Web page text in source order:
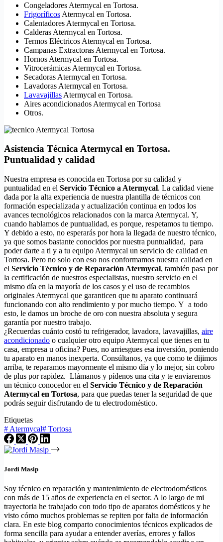
Congeladores Atermycal en Tortosa.
Frigoríficos Atermycal en Tortosa.
Calentadores Atermycal en Tortosa.
Calderas Atermycal en Tortosa.
Termos Eléctricos Atermycal en Tortosa.
Campanas Extractoras Atermycal en Tortosa.
Hornos Atermycal en Tortosa.
Vitrocerámicas Atermycal en Tortosa.
Secadoras Atermycal en Tortosa.
Lavadoras Atermycal en Tortosa.
Lavavajillas Atermycal en Tortosa.
Aires acondicionados Atermycal en Tortosa
Otros.
Asistencia Técnica Atermycal en Tortosa.
Puntualidad y calidad
Nuestra empresa es conocida en Tortosa por su calidad y
puntualidad en el Servicio Técnico a Atermycal. La calidad viene
dada por la alta experiencia de nuestra plantilla de técnicos con
formación especializada y actualización continua en todos los
avances tecnológicos relacionados con la marca Atermycal. Y,
cuando hablamos de puntualidad, es porque, respetamos tu tiempo.
Y debido a esto, no esperarás por hora la llegada de nuestro técnico,
ya que somos bastante conocidos por nuestra puntualidad, para
poder darte a ti y a tu equipo Atermycal un servicio de calidad en
Tortosa. Pero no solo con eso nos conformamos nuestra calidad en
el Servicio Técnico y de Reparación Atermycal, también pasa por
la certificación de nuestros especialistas, nuestro servicio en el
mismo día en la mayoría de los casos y el uso de recambios
originales Atermycal que garanticen que tu aparato continuará
funcionando con alto rendimiento y por mucho tiempo. Y a todo
esto, le damos un broche de oro con nuestra absoluta y segura
garantía por nuestro trabajo.
¿Recuerdas cuánto costó tu refrigerador, lavadora, lavavajillas, aire
acondicionado o cualquier otro equipo Atermycal que tienes en tu
casa, empresa u oficina? Pues, no arriesgues esa inversión, poniendo
tu aparato en manos inexperta. Consúltanos, ya que como te dijimos
arriba, te reparamos mayormente el mismo día y lo mejor, sin cobro
de plus por rapidez. Llámanos y pídenos una cita y te enviaremos
un técnico conocedor en el Servicio Técnico y de Reparación
Atermycal en Tortosa, para que puedas tener la seguridad de que
podrás seguir disfrutando de tu electrodoméstico.
Etiquetas
# Atermycal# Tortosa
Jordi Masip
Soy técnico en reparación y mantenimiento de electrodomésticos
con más de 15 años de experiencia en el sector. A lo largo de mi
trayectoria he trabajado con todo tipo de aparatos domésticos y he
visto cómo muchos problemas se repiten por falta de información
clara. En este blog comparto conocimientos técnicos explicados de
forma sencilla para ayudar a entender averías, errores y fallos